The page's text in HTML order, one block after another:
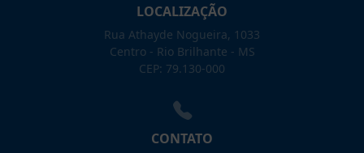
LOCALIZAÇÃO
Rua Athayde Nogueira, 1033
Centro - Rio Brilhante - MS
CEP: 79.130-000
CONTATO